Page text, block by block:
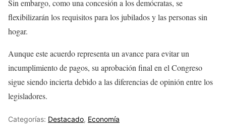
Sin embargo, como una concesión a los demócratas, se
flexibilizarán los requisitos para los jubilados y las personas sin
hogar.
Aunque este acuerdo representa un avance para evitar un
incumplimiento de pagos, su aprobación final en el Congreso
sigue siendo incierta debido a las diferencias de opinión entre los
legisladores.
Categorías: Destacado, Economía